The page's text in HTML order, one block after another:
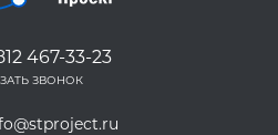
467-33-23
ЗВОНОК